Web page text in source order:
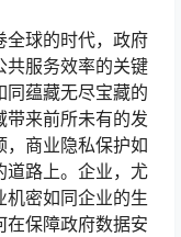
全球的时代，政府
共服务效率的关键
同蕴藏无尽宝藏的
带来前所未有的发
，商业隐私保护如
道路上。企业，尤
机密如同企业的生
在保障政府数据安